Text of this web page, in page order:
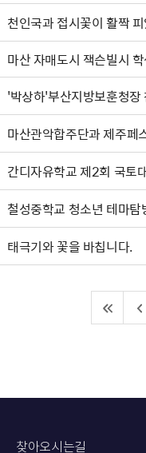
천인국과 접시꽃이 활짝
마산 자매도시 잭슨빌시
'박상하'부산지방보훈청장
마산관악합주단과 제주페
간디자유학교 제2회 국토
철성중학교 청소년 테마탐
태극기와 꽃을 바칩니다.
찾아오시는길